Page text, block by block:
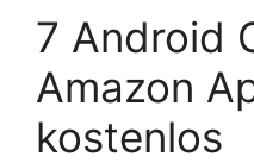
7 Android
Amazon
kostenlos